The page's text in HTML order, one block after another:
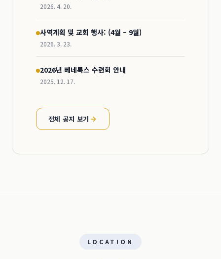
2026. 4. 20.
사역계획 및 교회 행사: (4월 – 9월)
2026. 3. 23.
2026년 베네룩스 수련회 안내
2025. 12. 17.
전체 공지 보기
LOCATION